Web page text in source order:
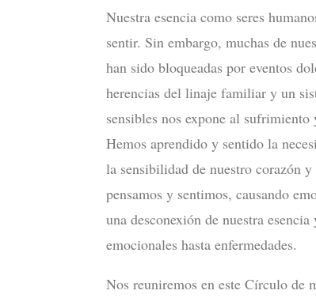
Nuestra esencia como seres
sentir. Sin embargo, muchas de
han sido bloqueadas por eventos
herencias del linaje familiar y un
sensibles nos expone al sufrimiento
Hemos aprendido y sentido la
la sensibilidad de nuestro corazón
pensamos y sentimos, causando
una desconexión de nuestra
emocionales hasta enfermedades.
Nos reuniremos en este Círculo de